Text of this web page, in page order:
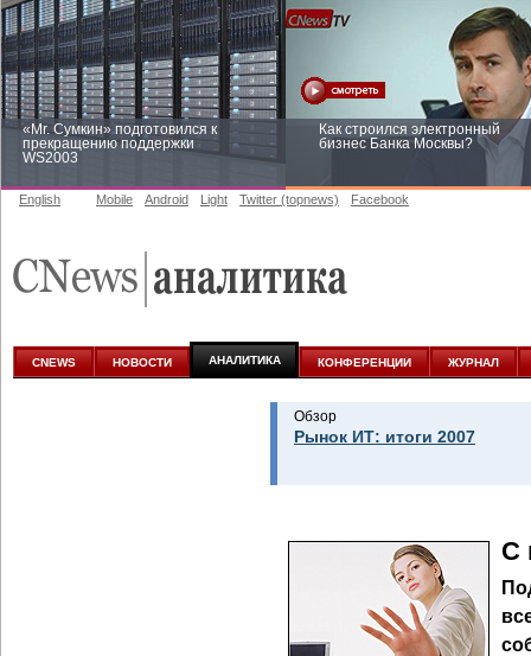
«Mr. Сумкин» подготовился к
прекращению поддержки
WS2003
Как строился электронный
бизнес Банка Москвы?
аналитике
English Mobile Android Light Twitter (topnews) Facebook
CNEWS НОВОСТИ АНАЛИТИКА КОНФЕРЕНЦИИ ЖУРНАЛ
Обзор
Рынок ИТ: итоги 2007
С